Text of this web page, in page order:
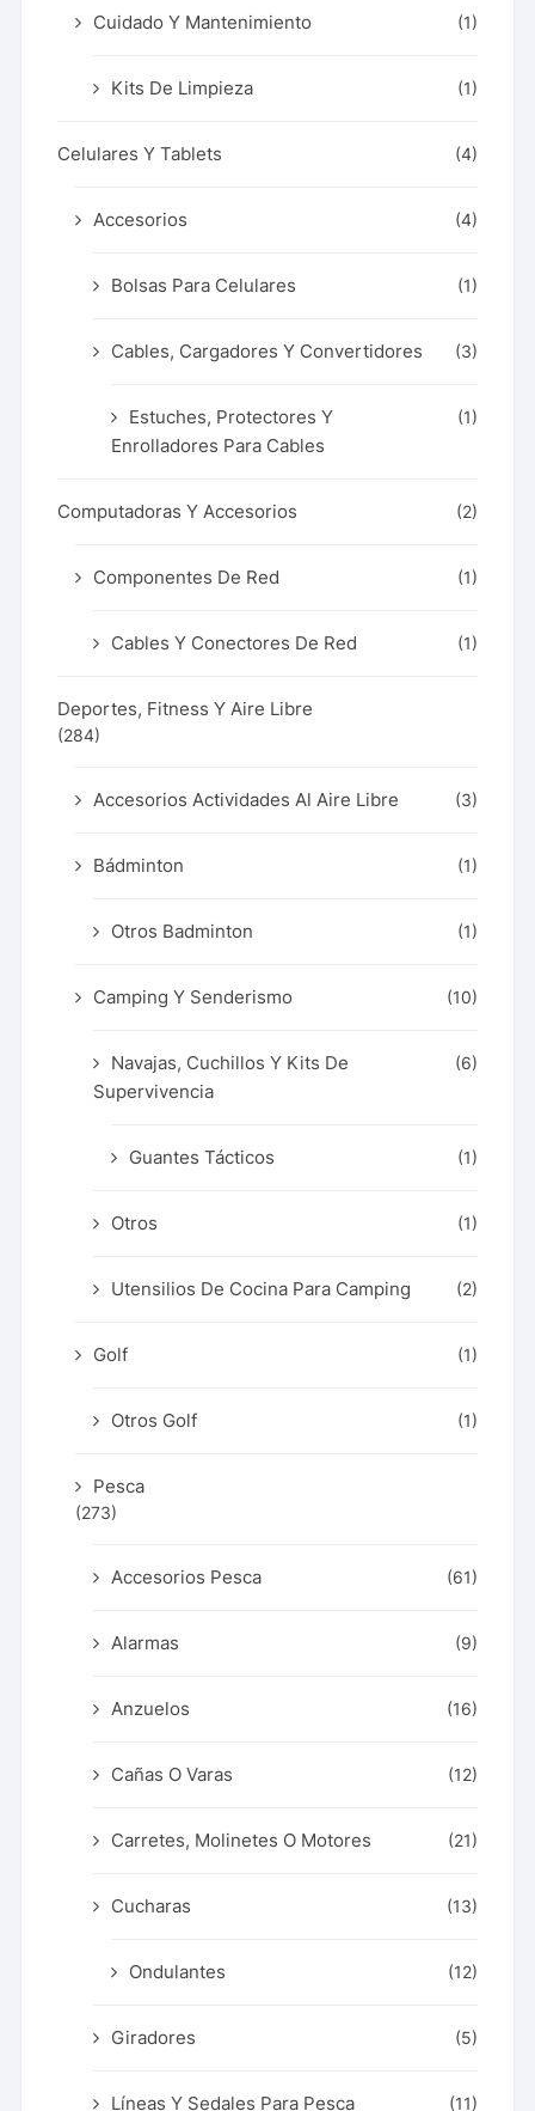
Cuidado Y Mantenimiento (1)
Kits De Limpieza (1)
Celulares Y Tablets (4)
Accesorios (4)
Bolsas Para Celulares (1)
Cables, Cargadores Y Convertidores (3)
Estuches, Protectores Y
Enrolladores Para Cables
(1)
Computadoras Y Accesorios (2)
Componentes De Red (1)
Cables Y Conectores De Red (1)
Deportes, Fitness Y Aire Libre
(284)
Accesorios Actividades Al Aire Libre (3)
Bádminton (1)
Otros Badminton (1)
Camping Y Senderismo (10)
Navajas, Cuchillos Y Kits De
Supervivencia
(6)
Guantes Tácticos (1)
Otros (1)
Utensilios De Cocina Para Camping (2)
Golf (1)
Otros Golf (1)
Pesca
(273)
Accesorios Pesca (61)
Alarmas (9)
Anzuelos (16)
Cañas O Varas (12)
Carretes, Molinetes O Motores (21)
Cucharas (13)
Ondulantes (12)
Giradores (5)
Líneas Y Sedales Para Pesca (11)